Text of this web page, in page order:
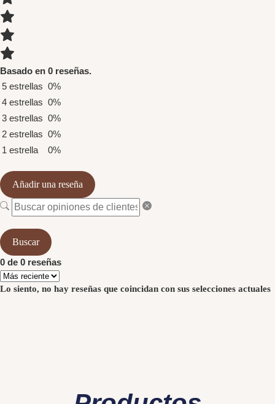
Basado en 0 reseñas.
5 estrellas 0%
4 estrellas 0%
3 estrellas 0%
2 estrellas 0%
1 estrella
0%
Añadir una reseña
Buscar
0 de 0 reseñas
Lo siento, no hay reseñas que coincidan con sus selecciones actuales